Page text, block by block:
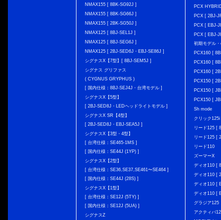
NMAX155 [ 8BK-SG92J ]
NMAX155 [ 8BK-SG66J ]
NMAX155 [ 2BK-SG50J ]
NMAX125 [ 8BJ-SEL1J ]
NMAX125 [ 8BJ-SEG6J ]
NMAX125 [ 2BJ-SED6J・EBJ-SE86J ]
シグナスX【7型】[ 8BJ-SEM5J ]
シグナス グリファス
( CYGNUS GRYPHUS )
[ 国内仕様：8BJ-SEJ4J・台湾モデル ]
シグナスX【5型】
[ 2BJ-SED8J・LEDヘッドライトモデル ]
シグナスX SR【4型】
[ 2BJ-SED8J・EBJ-SEA5J ]
シグナスX【3型・4型】
[ 台湾仕様：SE465-1MS ]
[ 国内仕様：SE44J (1YP) ]
シグナスX【2型】
[ 台湾仕様：SE36,SE37,SE461〜SE464 ]
[ 国内仕様：SE44J (28S) ]
シグナスX【1型】
[ 台湾仕様：SE12J (5TY) ]
[ 国内仕様：SE12J (5UA) ]
シグナスZ
PCX
PCX [ 2BJ-
PCX [ EBJ-
PCX [ EBJ-
初期モデル
PCX160 [
PCX160 [
PCX160 [
PCX150 [
PCX150 [
PCX150 [
Sh mode
クリック
リード125 [
リード125 [
リード110
ズーマーX
ディオ110 [
ディオ110 [
ディオ110 [
ディオ110 [
グラジア125
アクティバ